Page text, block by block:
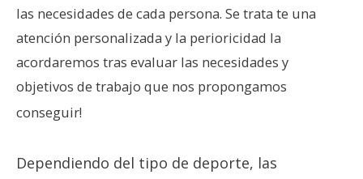
las necesidades de cada persona. Se trata te una
atención personalizada y la perioricidad la
acordaremos tras evaluar las necesidades y
objetivos de trabajo que nos propongamos
conseguir!
Dependiendo del tipo de deporte, las